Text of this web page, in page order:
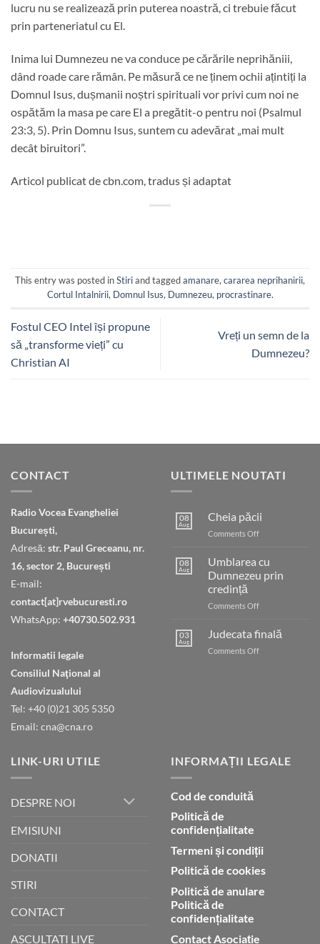
lucru nu se realizează prin puterea noastră, ci trebuie făcut
prin parteneriatul cu El.
Inima lui Dumnezeu ne va conduce pe cărările neprihăniii,
dând roade care rămân. Pe măsură ce ne ținem ochii ațintiți la
Domnul Isus, dușmanii noștri spirituali vor privi cum noi ne
ospătăm la masa pe care El a pregătit-o pentru noi (Psalmul
23:3, 5). Prin Domnu Isus, suntem cu adevărat „mai mult
decât biruitori”.
Articol publicat de cbn.com, tradus și adaptat
This entry was posted inStiriand taggedamanare, cararea neprihanirii,
Cortul Intalnirii, Domnul Isus, Dumnezeu, procrastinare.
Fostul CEO Intel își propune
să „transforme vieți” cu
Christian AI
Vreți un semn de la
Dumnezeu?
CONTACT
Radio Vocea Evangheliei
București,
Adresă: str. Paul Greceanu, nr.
16, sector 2, București
E-mail:
contact[at]rvebucuresti.ro
WhatsApp: +40730.502.931
Informatii legale
Consiliul Naţional al
Audiovizualului
Tel: +40 (0)21 305 5350
Email: cna@cna.ro
ULTIMELE NOUTATI
08
Aug
Cheia păcii
Comments Offon
08
Aug
Umblarea cu
Dumnezeu prin
credință
Comments Offon
cu
03
Aug
Judecata finală
Comments Offon
LINK-URI UTILE
DESPRE NOI
EMISIUNI
DONATII
STIRI
CONTACT
ASCULTATI LIVE
INFORMAȚII LEGALE
Cod de conduită
Politică de
confidențialitate
Termeni și condiții
Politică de cookies
Politică de anulare
Politică de
confidențialitate
Contact Asociație